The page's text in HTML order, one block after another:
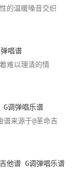
的温暖嗓音交织
唱谱
难以理清的情
调弹唱乐谱
来源于@革命吉
他谱 G调弹唱乐谱